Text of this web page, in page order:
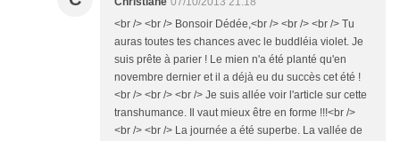
<br /> <br /> Bonsoir Dédée,<br /> <br /> <br /> Tu
auras toutes tes chances avec le buddléia violet. Je
suis prête à parier ! Le mien n'a été planté qu'en
novembre dernier et il a déjà eu du succès cet été !
<br /> <br /> <br /> Je suis allée voir l'article sur cette
transhumance. Il vaut mieux être en forme !!!<br />
<br /> <br /> La journée a été superbe. La vallée de